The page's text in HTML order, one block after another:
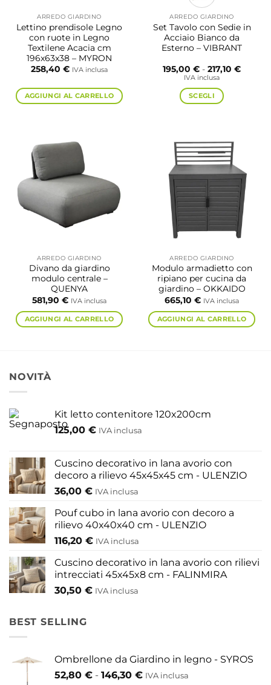
ARREDO GIARDINO
Lettino prendisole Legno
con ruote in Legno
Textilene Acacia cm
196x63x38 – MYRON
258,40 € IVA inclusa
AGGIUNGI AL CARRELLO
ARREDO GIARDINO
Set Tavolo con Sedie in
Acciaio Bianco da
Esterno – VIBRANT
195,00 € - 217,10 €Fascia
IVA inclusa
SCEGLI
più
varianti.
Le
opzioni
possono
essere
scelte
del
prodotto
ARREDO GIARDINO
Divano da giardino
modulo centrale –
QUENYA
581,90 € IVA inclusa
AGGIUNGI AL CARRELLO
ARREDO GIARDINO
Modulo armadietto con
ripiano per cucina da
giardino – OKKAIDO
665,10 € IVA inclusa
AGGIUNGI AL CARRELLO
NOVITÀ
Kit letto contenitore 120x200cm
125,00 € IVA inclusa
Cuscino decorativo in lana avorio con
decoro a rilievo 45x45x45 cm - ULENZIO
36,00 € IVA inclusa
Pouf cubo in lana avorio con decoro a
rilievo 40x40x40 cm - ULENZIO
116,20 € IVA inclusa
Cuscino decorativo in lana avorio con rilievi
intrecciati 45x45x8 cm - FALINMIRA
30,50 € IVA inclusa
BEST SELLING
Ombrellone da Giardino in legno - SYROS
52,80 € - 146,30 €Fascia
IVA inclusa